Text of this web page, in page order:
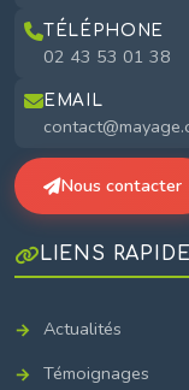
TÉLÉPHONE
02 43 53 01 38
EMAIL
Nous contacter
LIENS
Actualités
Témoignages